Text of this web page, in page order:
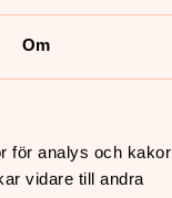
Om
för analys och kakor
vidare till andra